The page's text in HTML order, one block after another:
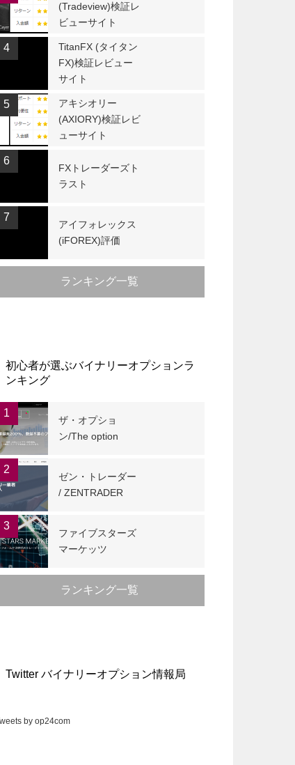
(Tradeview)検証レ
ビューサイト
4
TitanFX (タイタン
FX)検証レビュー
サイト
5
アキシオリー
(AXIORY)検証レビ
ューサイト
6
FXトレーダーズト
ラスト
7
アイフォレックス
(iFOREX)評価
ランキング一覧
初心者が選ぶバイナリーオプションラ
ンキング
1
ザ・オプショ
ン/The option
2
ゼン・トレーダー
/ ZENTRADER
3
ファイブスターズ
マーケッツ
ランキング一覧
Twitter バイナリーオプション情報局
by op24com